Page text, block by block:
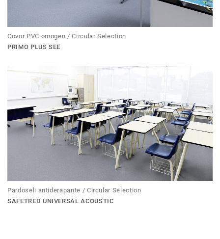
Covor PVC omogen / Circular Selection
PRIMO PLUS SEE
Pardoseli antiderapante / Circular Selection
SAFETRED UNIVERSAL ACOUSTIC